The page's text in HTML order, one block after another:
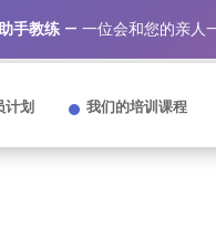
手教练 — 一位会和您的亲人
计划 我们的培训课程